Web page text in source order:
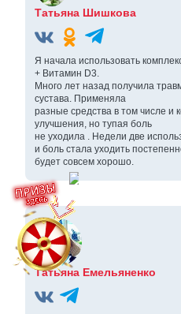
Татьяна Шишкова
Я начала использовать
+ Витамин D3.
Много лет назад получила
сустава. Применяла
разные средства в том числе и
улучшения, но тупая боль
не уходила . Недели две
и боль стала уходить
будет совсем хорошо.
Татьяна Емельяненко